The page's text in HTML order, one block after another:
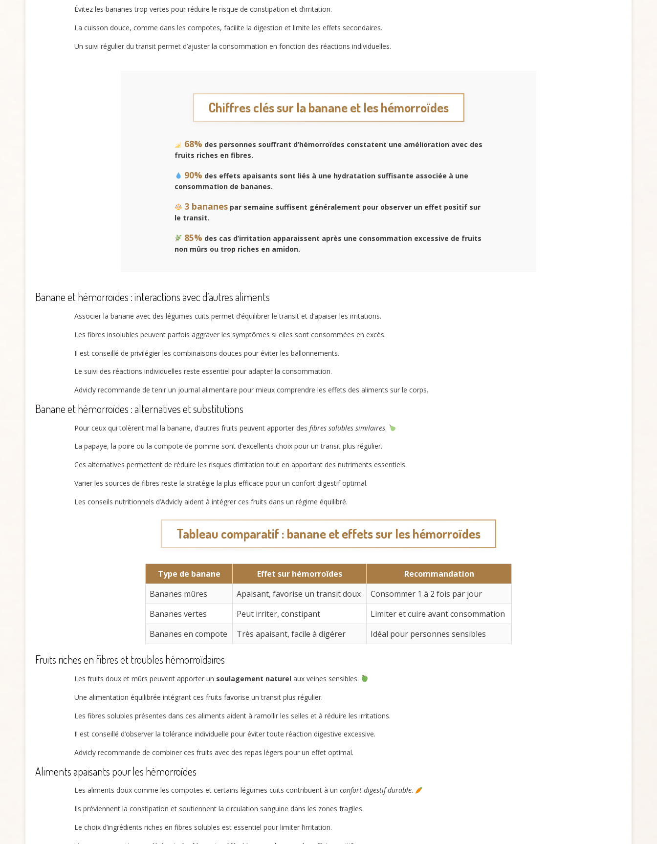
Évitez les bananes trop vertes pour réduire le risque de constipation et d’irritation.
La cuisson douce, comme dans les compotes, facilite la digestion et limite les effets secondaires.
Un suivi régulier du transit permet d’ajuster la consommation en fonction des réactions individuelles.
Chiffres clés sur la banane et les hémorroïdes
68% des personnes souffrant d’hémorroïdes constatent une amélioration avec des
fruits riches en fibres.
90% des effets apaisants sont liés à une hydratation suffisante associée à une
consommation de bananes.
3 bananespar semaine suffisent généralement pour observer un effet positif sur
le transit.
85% des cas d’irritation apparaissent après une consommation excessive de fruits
non mûrs ou trop riches en amidon.
Banane et hémorroïdes : interactions avec d’autres aliments
Associer la banane avec des légumes cuits permet d’équilibrer le transit et d’apaiser les irritations.
Les fibres insolubles peuvent parfois aggraver les symptômes si elles sont consommées en excès.
Il est conseillé de privilégier les combinaisons douces pour éviter les ballonnements.
Le suivi des réactions individuelles reste essentiel pour adapter la consommation.
Advicly recommande de tenir un journal alimentaire pour mieux comprendre les effets des aliments sur le corps.
Banane et hémorroïdes : alternatives et substitutions
Pour ceux qui tolèrent mal la banane, d’autres fruits peuvent apporter des fibres solubles similaires.
La papaye, la poire ou la compote de pomme sont d’excellents choix pour un transit plus régulier.
Ces alternatives permettent de réduire les risques d’irritation tout en apportant des nutriments essentiels.
Varier les sources de fibres reste la stratégie la plus efficace pour un confort digestif optimal.
Les conseils nutritionnels d’Advicly aident à intégrer ces fruits dans un régime équilibré.
Tableau comparatif : banane et effets sur les hémorroïdes
Type de banane Effet sur hémorroïdes
Recommandation
Bananes mûres
Apaisant, favorise un transit doux
Consommer 1 à 2 fois par jour
Bananes vertes
Peut irriter, constipant
Limiter et cuire avant consommation
Bananes en compote
Très apaisant, facile à digérer Idéal pour personnes sensibles
Fruits riches en fibres et troubles hémorroïdaires
Les fruits doux et mûrs peuvent apporter un soulagement naturel aux veines sensibles.
Une alimentation équilibrée intégrant ces fruits favorise un transit plus régulier.
Les fibres solubles présentes dans ces aliments aident à ramollir les selles et à réduire les irritations.
Il est conseillé d’observer la tolérance individuelle pour éviter toute réaction digestive excessive.
Advicly recommande de combiner ces fruits avec des repas légers pour un effet optimal.
Aliments apaisants pour les hémorroïdes
Les aliments doux comme les compotes et certains légumes cuits contribuent à un confort digestif durable.
Ils préviennent la constipation et soutiennent la circulation sanguine dans les zones fragiles.
Le choix d’ingrédients riches en fibres solubles est essentiel pour limiter l’irritation.